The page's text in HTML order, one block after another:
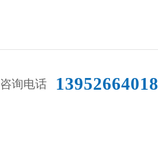
咨询电话 13952664018